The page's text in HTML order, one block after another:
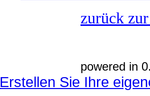
zurück
powered in
Erstellen Sie Ihre